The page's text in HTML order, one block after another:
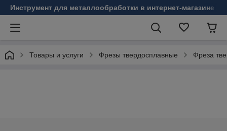
Инструмент для металлообработки в интернет-магазине
Товары и услуги Фрезы твердосплавные Фреза